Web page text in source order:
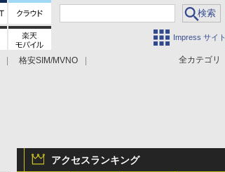
Impress サイト
全カテゴリ
格安SIM/MVNO
アクセスランキング